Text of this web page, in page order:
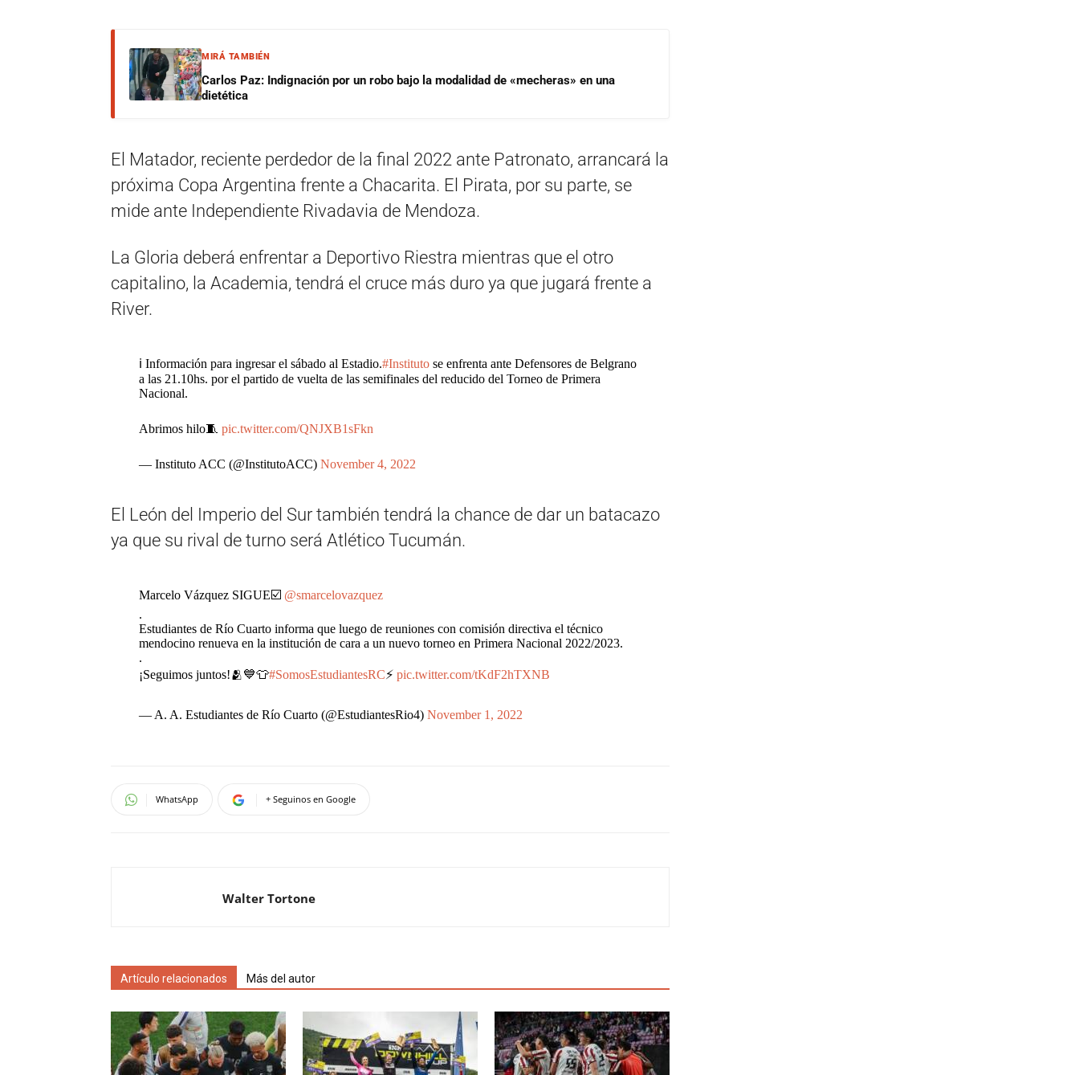
MIRÁ TAMBIÉN
Carlos Paz: Indignación por un robo bajo la modalidad de «mecheras» en una
dietética
El Matador, reciente perdedor de la final 2022 ante Patronato, arrancará la
próxima Copa Argentina frente a Chacarita. El Pirata, por su parte, se
mide ante Independiente Rivadavia de Mendoza.
La Gloria deberá enfrentar a Deportivo Riestra mientras que el otro
capitalino, la Academia, tendrá el cruce más duro ya que jugará frente a
River.
ℹ️ Información para ingresar el sábado al Estadio.#Institutose enfrenta ante Defensores de Belgrano
a las 21.10hs. por el partido de vuelta de las semifinales del reducido del Torneo de Primera
Nacional.
Abrimos hilo🧵 pic.twitter.com/QNJXB1sFkn
— Instituto ACC (@InstitutoACC) November 4, 2022
El León del Imperio del Sur también tendrá la chance de dar un batacazo
ya que su rival de turno será Atlético Tucumán.
Marcelo Vázquez SIGUE☑️ @smarcelovazquez
.
Estudiantes de Río Cuarto informa que luego de reuniones con comisión directiva el técnico
mendocino renueva en la institución de cara a un nuevo torneo en Primera Nacional 2022/2023.
.
¡Seguimos juntos!🫂💙👕#SomosEstudiantesRC⚡️ pic.twitter.com/tKdF2hTXNB
— A. A. Estudiantes de Río Cuarto (@EstudiantesRio4) November 1, 2022
WhatsApp + Seguinos en Google
Walter Tortone
Artículo relacionados Más del autor